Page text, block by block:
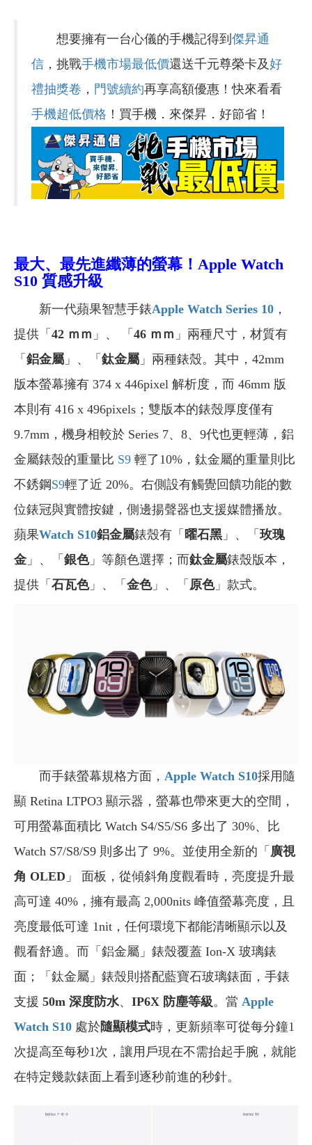
想要擁有一台心儀的手機記得到 傑昇通
信 ，挑戰手機市場最低價還送千元尊榮卡及好
禮抽獎卷 ， 門號續約再享高額優惠！快來看看
手機超低價格 ！買手機．來傑昇．好節省！
最大、最先進纖薄的螢幕！Apple Watch
S10 質感升級
新一代蘋果智慧手錶Apple Watch Series 10 ，
提供「 42 ｍｍ 」、 「 46 ｍｍ 」兩種尺寸，材質有
「 鋁金屬 」、「 鈦金屬 」兩種錶殼。其中，42mm
版本螢幕擁有 374 x 446pixel 解析度，而 46mm 版
本則有 416 x 496pixels；雙版本的錶殼厚度僅有
9.7mm，機身相較於 Series 7、8、9代也更輕薄，鋁
金屬錶殼的重量比 S9 輕了10%，鈦金屬的重量則比
不銹鋼S9輕了近 20%。右側設有觸覺回饋功能的數
位錶冠與實體按鍵，側邊揚聲器也支援媒體播放。
蘋果Watch S10鋁金屬錶殼有「 曜石黑 」、「 玫瑰
金 」、「 銀色」等顏色選擇；而鈦金屬錶殼版本，
提供「 石瓦色」、「 金色」、「 原色」款式。
而手錶螢幕規格方面， Apple Watch S10採用隨
顯 Retina LTPO3 顯示器，螢幕也帶來更大的空間，
可用螢幕面積比 Watch S4/S5/S6 多出了 30%、比
Watch S7/S8/S9 則多出了 9%。並使用全新的「 廣視
角 OLED 」 面板，從傾斜角度觀看時，亮度提升最
高可達 40%，擁有最高 2,000nits 峰值螢幕亮度，且
亮度最低可達 1nit，任何環境下都能清晰顯示以及
觀看舒適。而「鋁金屬」錶殼覆蓋 Ion-X 玻璃錶
面；「鈦金屬」錶殼則搭配藍寶石玻璃錶面，手錶
支援 50m 深度防水、 IP6X 防塵等級。當 Apple
Watch S10 處於隨顯模式時，更新頻率可從每分鐘1
次提高至每秒1次，讓用戶現在不需抬起手腕，就能
在特定幾款錶面上看到逐秒前進的秒針。